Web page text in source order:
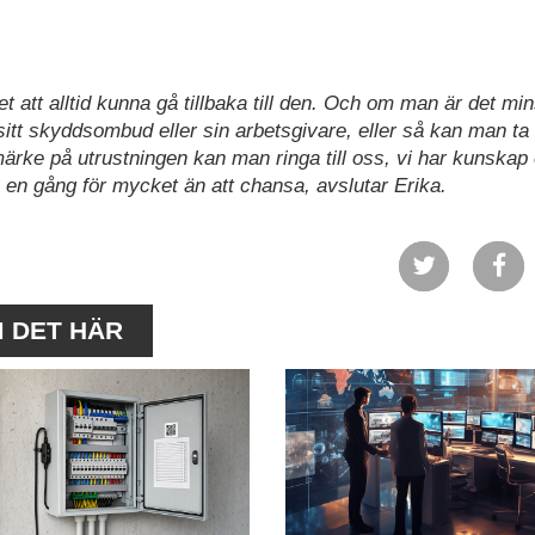
att alltid kunna gå tillbaka till den. Och om man är det
skyddsombud eller sin arbetsgivare, eller så kan man ta
på utrustningen kan man ringa till oss, vi har kunskap
gång för mycket än att chansa, avslutar Erika.
DET HÄR